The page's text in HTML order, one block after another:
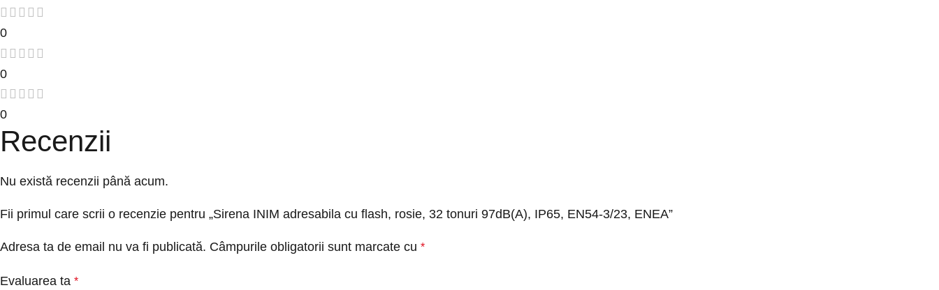
0
0
0
Recenzii
Nu există recenzii până acum.
Fii primul care scrii o recenzie pentru „Sirena INIM adresabila cu flash, rosie, 32 tonuri 97dB(A), IP65, EN54-3/23, ENEA”
Adresa ta de email nu va fi publicată. Câmpurile obligatorii sunt marcate cu *
Evaluarea ta *